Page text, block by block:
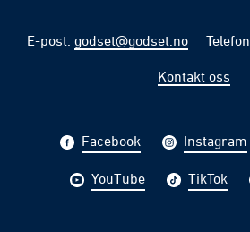
E-post: godset@godset.no Telefon
Kontakt oss
Facebook Instagram
YouTube TikTok